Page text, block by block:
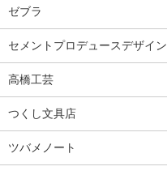
ゼブラ
セメントプロデュースデザイン
高橋工芸
つくし文具店
ツバメノート